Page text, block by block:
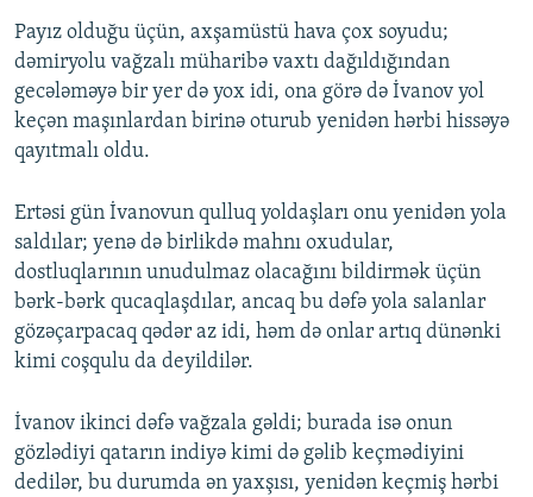
Payız olduğu üçün, axşamüstü hava çox soyudu;
dəmiryolu vağzalı müharibə vaxtı dağıldığından
gecələməyə bir yer də yox idi, ona görə də İvanov yol
keçən maşınlardan birinə oturub yenidən hərbi hissəyə
qayıtmalı oldu.
Ertəsi gün İvanovun qulluq yoldaşları onu yenidən yola
saldılar; yenə də birlikdə mahnı oxudular,
dostluqlarının unudulmaz olacağını bildirmək üçün
bərk-bərk qucaqlaşdılar, ancaq bu dəfə yola salanlar
gözəçarpacaq qədər az idi, həm də onlar artıq dünənki
kimi coşqulu da deyildilər.
İvanov ikinci dəfə vağzala gəldi; burada isə onun
gözlədiyi qatarın indiyə kimi də gəlib keçmədiyini
dedilər, bu durumda ən yaxşısı, yenidən keçmiş hərbi